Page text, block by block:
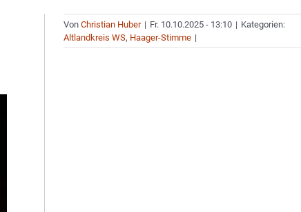
VonChristian Huber | Fr. 10.10.2025 - 13:10 | Kategorien:
Altlandkreis WS, Haager-Stimme |